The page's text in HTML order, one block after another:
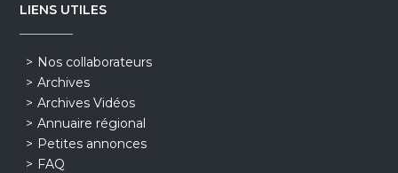
LIENS UTILES
Nos collaborateurs
Archives
Archives Vidéos
Annuaire régional
Petites annonces
FAQ